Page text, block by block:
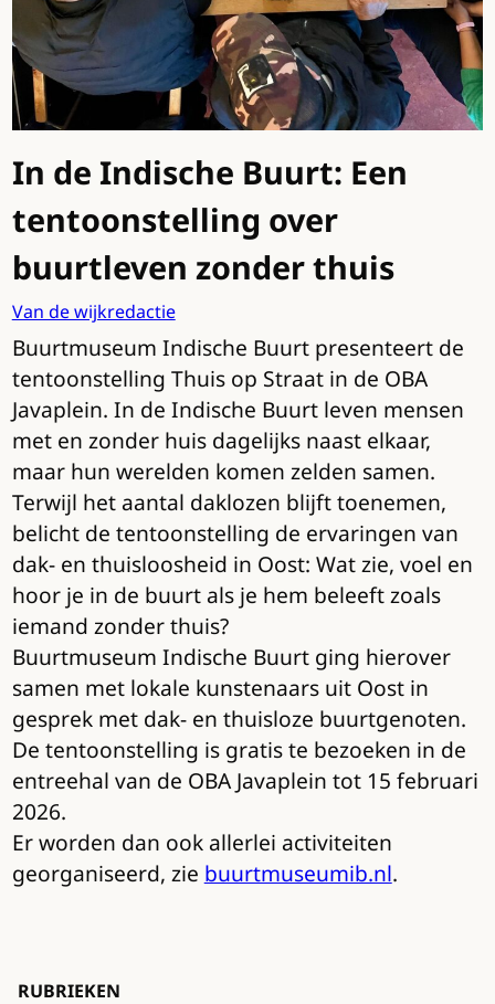
In de Indische Buurt: Een
tentoonstelling over
buurtleven zonder thuis
Van de wijkredactie
Buurtmuseum Indische Buurt presenteert de
tentoonstelling Thuis op Straat in de OBA
Javaplein. In de Indische Buurt leven mensen
met en zonder huis dagelijks naast elkaar,
maar hun werelden komen zelden samen.
Terwijl het aantal daklozen blijft toenemen,
belicht de tentoonstelling de ervaringen van
dak- en thuisloosheid in Oost: Wat zie, voel en
hoor je in de buurt als je hem beleeft zoals
iemand zonder thuis?
Buurtmuseum Indische Buurt ging hierover
samen met lokale kunstenaars uit Oost in
gesprek met dak- en thuisloze buurtgenoten.
De tentoonstelling is gratis te bezoeken in de
entreehal van de OBA Javaplein tot 15 februari
2026.
Er worden dan ook allerlei activiteiten
georganiseerd, zie buurtmuseumib.nl.
RUBRIEKEN